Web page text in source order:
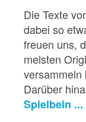
Die Texte
dabei so
freuen uns,
meisten
versammeln
Darüber
Spielbein ...